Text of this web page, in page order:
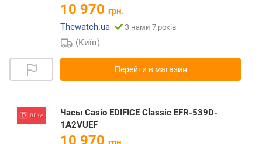
10 970 грн.
Thewatch.ua
З нами 7 років
(Київ)
Перейти в магазин
Часы Casio EDIFICE Classic EFR-539D-
1A2VUEF
10 970